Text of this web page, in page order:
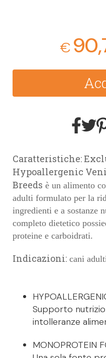
€
Caratteristiche:
Hypoallergenic
Breeds è un alimento
adulti formulato per la
ingredienti e a sostanze
completo dietetico
proteine e carboidrati.
Indicazioni: cani
Supporto
intolleranze
MONOPROTEIN